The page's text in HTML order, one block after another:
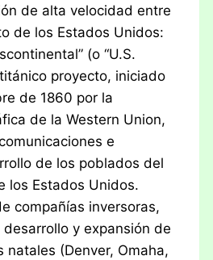
de alta velocidad entre
de los Estados Unidos:
(o “U.S.
proyecto, iniciado
de 1860 por la
de la Western Union,
e
de los poblados del
los Estados Unidos.
compañías inversoras,
y expansión de
natales (Denver, Omaha,